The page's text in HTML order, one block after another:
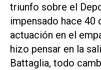
triunfo sobre el
impensado hace 40
actuación en el
hizo pensar en la
Battaglia, todo